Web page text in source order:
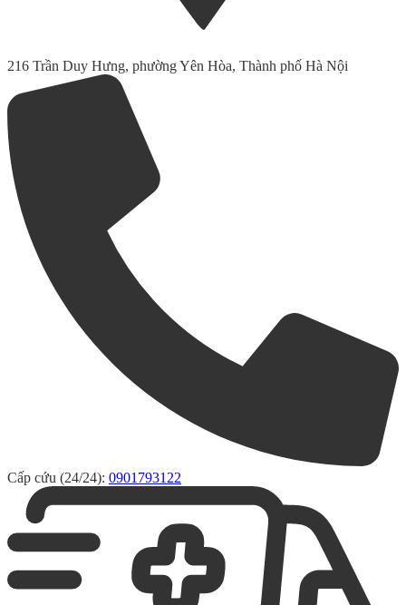
216 Trần Duy Hưng, phường Yên Hòa, Thành phố Hà Nội
Cấp cứu (24/24): 0901793122